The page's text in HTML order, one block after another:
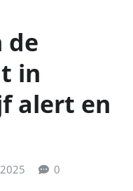
de
in
alert en
0